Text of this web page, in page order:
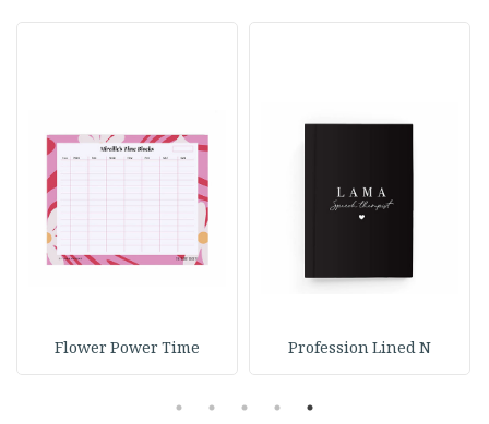
Profession Lined N
Flower Power Time
1
2
3
4
5